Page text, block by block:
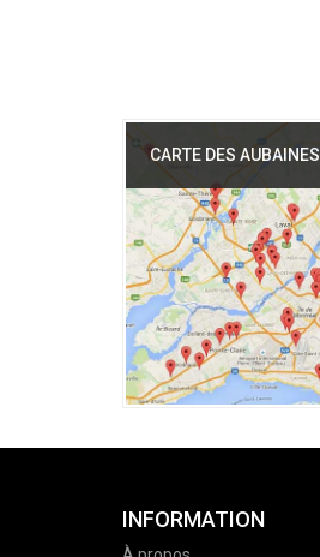
CARTE DES AUBAINES
INFORMATION